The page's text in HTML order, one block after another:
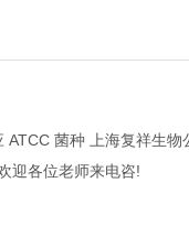
菌种 上海复祥生物
迎各位老师来电咨!